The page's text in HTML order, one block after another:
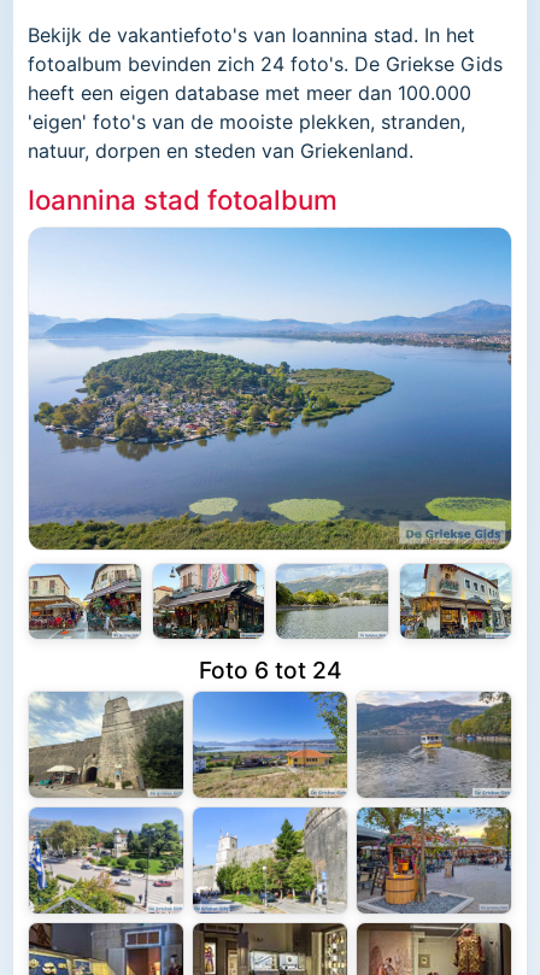
Bekijk de vakantiefoto's van Ioannina stad. In het
fotoalbum bevinden zich 24 foto's. De Griekse Gids
heeft een eigen database met meer dan 100.000
'eigen' foto's van de mooiste plekken, stranden,
natuur, dorpen en steden van Griekenland.
Ioannina stad fotoalbum
Foto 6 tot 24